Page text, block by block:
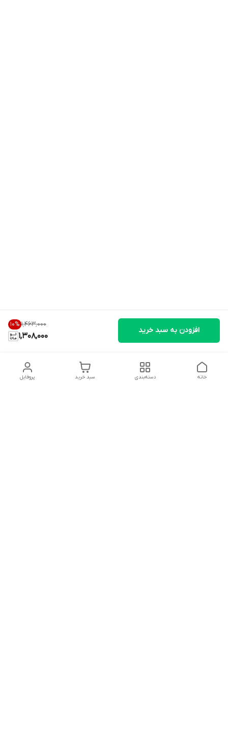
۱٬۴۶۳٬۰۰۰ 10%
1,308,000
افزودن به سبد خرید
پروفایل سبد خرید دسته‌بندی خانه